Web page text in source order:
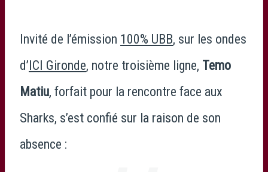
Invité de l’émission 100% UBB, sur les ondes
d’ICI Gironde, notre troisième ligne, Temo
Matiu, forfait pour la rencontre face aux
Sharks, s’est confié sur la raison de son
absence :